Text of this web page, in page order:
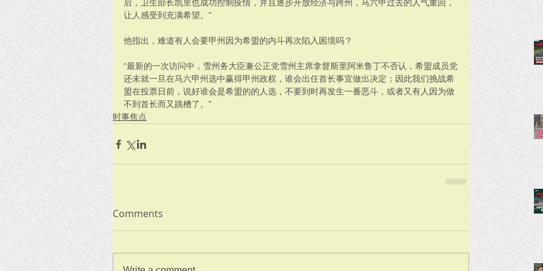
后，卫生部长凯里也成功控制疫情，并且逐步开放经济与跨州，马六甲过去的人气重回，
让人感受到充满希望。”
他指出，难道有人会要甲州因为希盟的内斗再次陷入困境吗？
“最新的一次访问中，雪州务大臣兼公正党雪州主席拿督斯里阿米鲁丁不否认，希盟成员党
还未就一旦在马六甲州选中赢得甲州政权，谁会出任首长事宜做出决定；因此我们挑战希
盟在投票日前，说好谁会是希盟的的人选，不要到时再发生一番恶斗，或者又有人因为做
不到首长而又跳槽了。”
时事焦点
Comments